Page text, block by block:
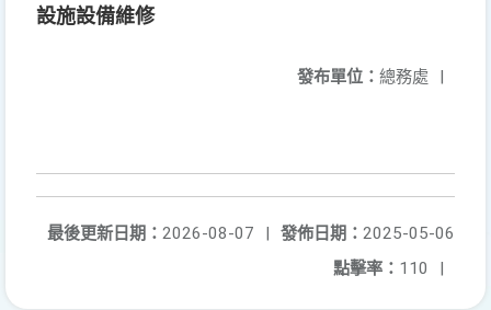
設施設備維修
發布單位： 總務處 |
發佈日期： 2025-05-06
最後更新日期： 2026-08-07
|
點擊率： 110 |